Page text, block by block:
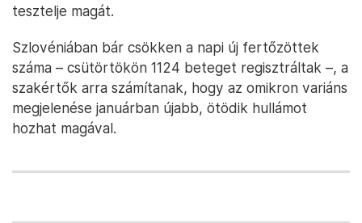
tesztelje magát.
Szlovéniában bár csökken a napi új fertőzöttek
száma – csütörtökön 1124 beteget regisztráltak –, a
szakértők arra számítanak, hogy az omikron variáns
megjelenése januárban újabb, ötödik hullámot
hozhat magával.